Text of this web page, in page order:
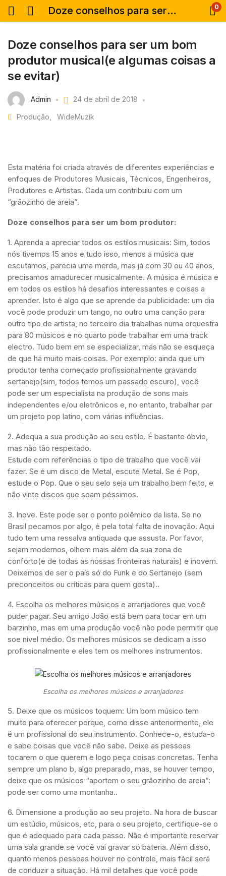
Doze conselhos para ser um bom produtor musical(e algumas coisas a se evitar) 0
Doze conselhos para ser um bom
produtor musical(e algumas coisas a
se evitar)
Admin 24 de abril de 2018
Produção WideMuzik
Esta matéria foi criada através de diferentes experiências e
enfoques de Produtores Musicais, Técnicos, Engenheiros,
Produtores e Artistas. Cada um contribuiu com um
“grãozinho de areia”.
Doze conselhos para ser um bom produtor:
1. Aprenda a apreciar todos os estilos musicais: Sim, todos
nós tivemos 15 anos e tudo isso, menos a música que
escutamos, parecia uma merda, mas já com 30 ou 40 anos,
precisamos amadurecer musicalmente. A música é música e
em todos os estilos há desafios interessantes e coisas a
aprender. Isto é algo que se aprende da publicidade: um dia
você pode produzir um tango, no outro uma canção para
outro tipo de artista, no terceiro dia trabalhas numa orquestra
para 80 músicos e no quarto pode trabalhar em uma track
electro. Tudo bem em se especializar, mas não se esqueça
de que há muito mais coisas. Por exemplo: ainda que um
produtor tenha começado profissionalmente gravando
sertanejo(sim, todos temos um passado escuro), você
pode ser um especialista na produção de sons mais
independentes e/ou eletrônicos e, no entanto, trabalhar par
um projeto pop latino, com várias influências.
2. Adequa a sua produção ao seu estilo. É bastante óbvio,
mas não tão respeitado.
Estude com referências o tipo de trabalho que você vai
fazer. Se é um disco de Metal, escute Metal. Se é Pop,
estude o Pop. Que o seu selo seja um trabalho bem feito, e
não vinte discos que soam péssimos.
3. Inove. Este pode ser o ponto polêmico da lista. Se no
Brasil pecamos por algo, é pela total falta de inovação. Aqui
tudo tem uma ressalva antiquada que assusta. Por favor,
sejam modernos, olhem mais além da sua zona de
conforto(e de todas as nossas fronteiras naturais) e inovem.
Deixemos de ser o país só do Funk e do Sertanejo (sem
preconceitos ou críticas para quem gosta)..
4. Escolha os melhores músicos e arranjadores que você
puder pagar. Seu amigo João está bem para tocar em um
barzinho, mas em uma produção você não pode permitir que
soe nível médio. Os melhores músicos se dedicam a isso
profissionalmente e eles tem os melhores instrumentos.
Escolha os melhores músicos e arranjadores
5. Deixe que os músicos toquem: Um bom músico tem
muito para oferecer porque, como disse anteriormente, ele
é um profissional do seu instrumento. Conhece-o, estuda-o
e sabe coisas que você não sabe. Deixe as pessoas
tocarem o que querem e logo peça coisas concretas. Tenha
sempre um plano b, algo preparado, mas, se houver tempo,
deixe que os músicos “aportem o seu grãozinho de areia”:
pode ser como uma montanha..
6. Dimensione a produção ao seu projeto. Na hora de buscar
um estúdio, músicos, etc, para o seu projeto, certifique-se o
que é adequado para cada passo. Não é importante reservar
uma sala grande se você vai gravar só bateria. Além disso,
quanto menos pessoas houver no controle, mais fácil será
de conduzir a situação. Há mil detalhes que você pode